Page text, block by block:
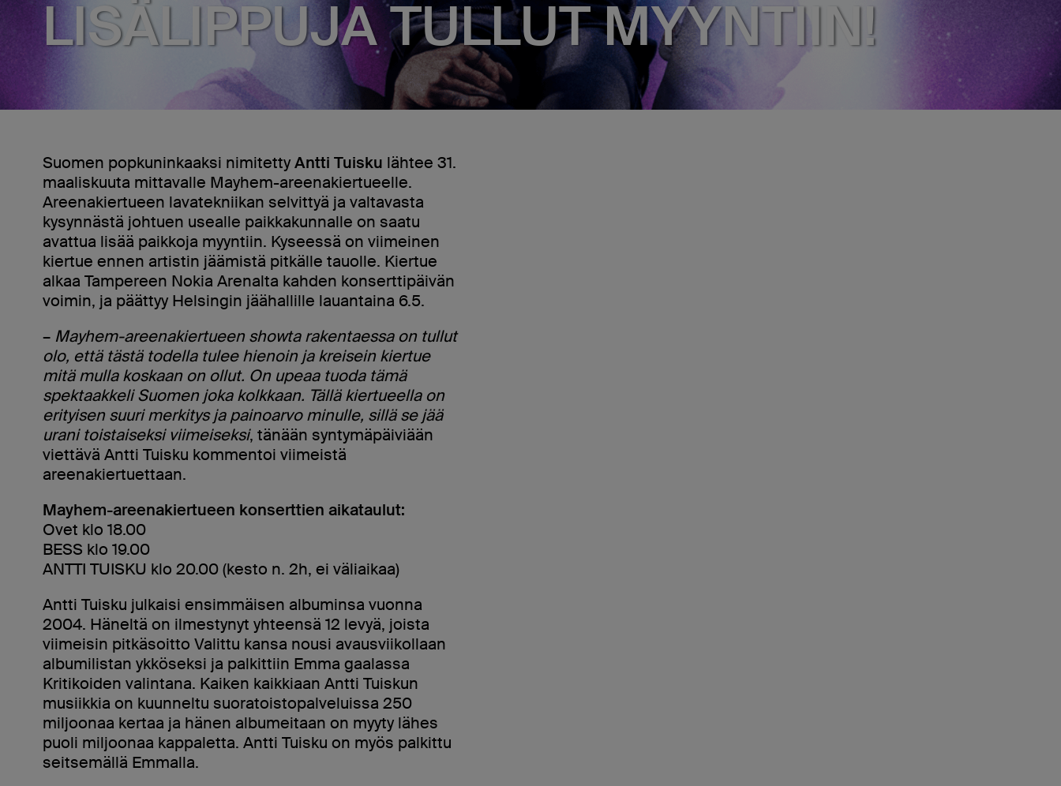
LISÄLIPPUJA TULLUT MYYNTIIN!
Suomen popkuninkaaksi nimitettyAntti Tuisku lähtee 31.
maaliskuuta mittavalle Mayhem-areenakiertueelle.
Areenakiertueen lavatekniikan selvittyä ja valtavasta
kysynnästä johtuen usealle paikkakunnalle on saatu
avattua lisää paikkoja myyntiin. Kyseessä on viimeinen
kiertue ennen artistin jäämistä pitkälle tauolle. Kiertue
alkaa Tampereen Nokia Arenalta kahden konserttipäivän
voimin, ja päättyy Helsingin jäähallille lauantaina 6.5.
– Mayhem-areenakiertueen showta rakentaessa on tullut
olo, että tästä todella tulee hienoin ja kreisein kiertue
mitä mulla koskaan on ollut. On upeaa tuoda tämä
spektaakkeli Suomen joka kolkkaan. Tällä kiertueella on
erityisen suuri merkitys ja painoarvo minulle, sillä se jää
urani toistaiseksi viimeiseksi, tänään syntymäpäiviään
viettävä Antti Tuisku kommentoi viimeistä
areenakiertuettaan.
Mayhem-areenakiertueen konserttien aikataulut:
Ovet klo 18.00
BESS klo 19.00
ANTTI TUISKU klo 20.00 (kesto n. 2h, ei väliaikaa)
Antti Tuisku julkaisi ensimmäisen albuminsa vuonna
2004. Häneltä on ilmestynyt yhteensä 12 levyä, joista
viimeisin pitkäsoitto Valittu kansa nousi avausviikollaan
albumilistan ykköseksi ja palkittiin Emma gaalassa
Kritikoiden valintana. Kaiken kaikkiaan Antti Tuiskun
musiikkia on kuunneltu suoratoistopalveluissa 250
miljoonaa kertaa ja hänen albumeitaan on myyty lähes
puoli miljoonaa kappaletta. Antti Tuisku on myös palkittu
seitsemällä Emmalla.